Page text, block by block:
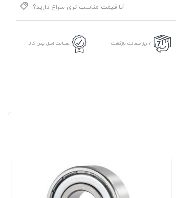
ALPHA
آیا قیمت مناسب تری سراغ دارید؟
7 روز ضمانت بازگشت ضمانت اصل بودن کالا